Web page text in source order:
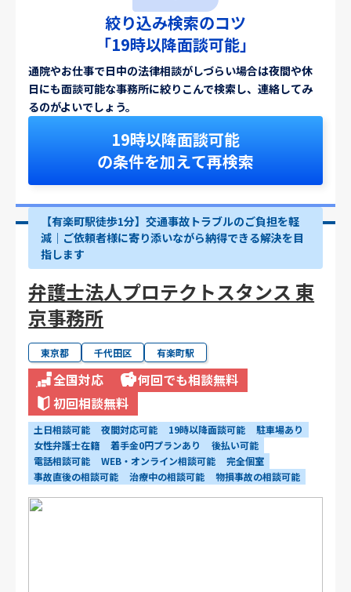
絞り込み検索のコツ
「19時以降面談可能」
通院やお仕事で日中の法律相談がしづらい場合は夜間や休
日にも面談可能な事務所に絞りこんで検索し、連絡してみ
るのがよいでしょう。
19時以降面談可能
の条件を加えて再検索
【有楽町駅徒歩1分】交通事故トラブルのご負担を軽
減｜ご依頼者様に寄り添いながら納得できる解決を目
指します
弁護士法人プロテクトスタンス 東
京事務所
東京都 千代田区 有楽町駅
全国対応
何回でも相談無料
初回相談無料
土日相談可能 夜間対応可能 19時以降面談可能
駐車場あり
女性弁護士在籍
着手金0円プランあり
後払い可能
電話相談可能
WEB・オンライン相談可能
完全個室
事故直後の相談可能
治療中の相談可能 物損事故の相談可能